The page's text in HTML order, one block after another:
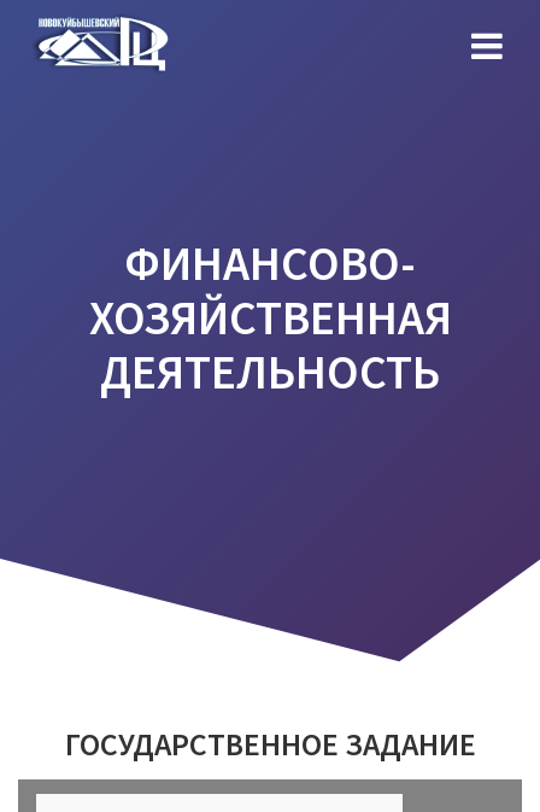
ФИНАНСОВО-
ХОЗЯЙСТВЕННАЯ
ДЕЯТЕЛЬНОСТЬ
ГОСУДАРСТВЕННОЕ ЗАДАНИЕ